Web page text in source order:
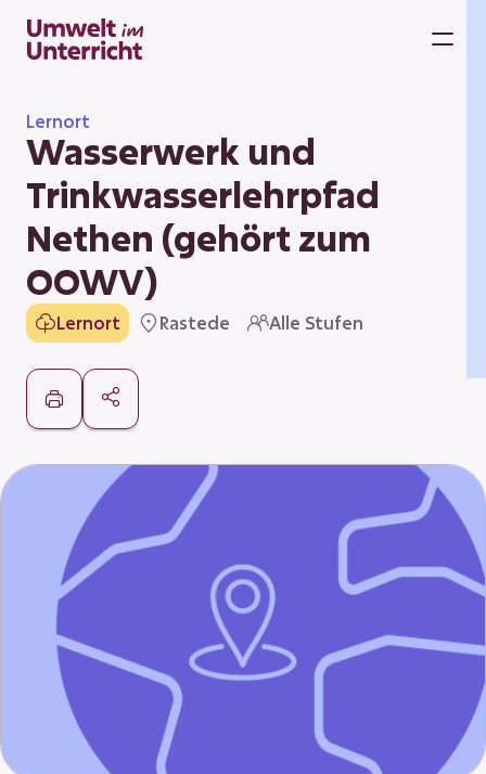
Inhalt
springen
Lernort
Wasserwerk und
Trinkwasserlehrpfad
Nethen (gehört zum
OOWV)
Lernort Rastede Alle Stufen